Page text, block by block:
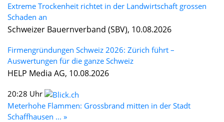
Extreme Trockenheit richtet in der Landwirtschaft grossen
Schaden an
Schweizer Bauernverband (SBV), 10.08.2026
Firmengründungen Schweiz 2026: Zürich führt –
Auswertungen für die ganze Schweiz
HELP Media AG, 10.08.2026
20:28 Uhr
Meterhohe Flammen: Grossbrand mitten in der Stadt
Schaffhausen ... »